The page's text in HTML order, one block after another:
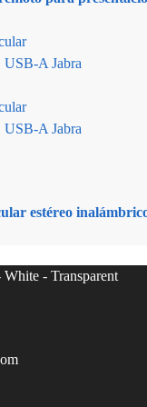
estéreo